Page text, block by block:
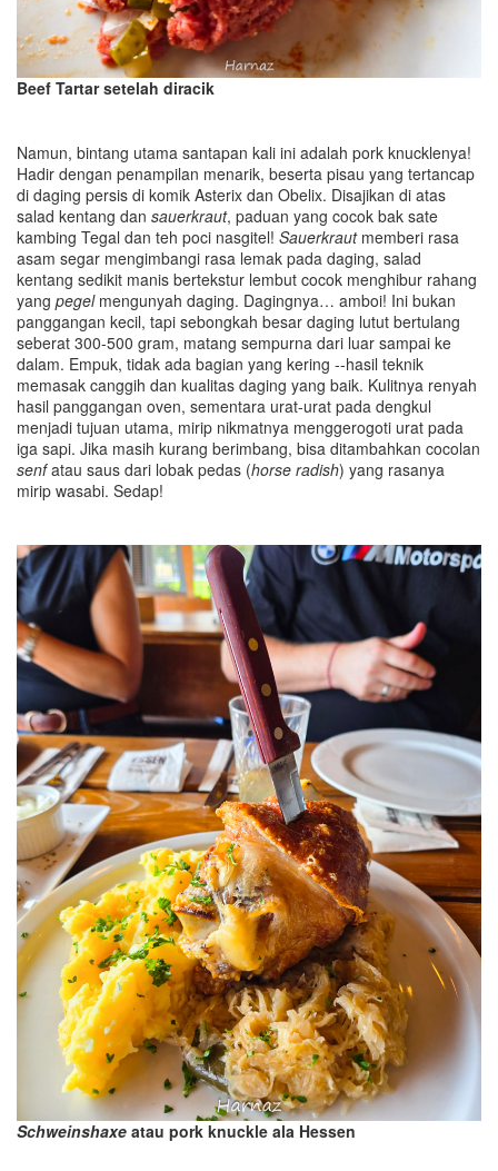
Beef Tartar setelah diracik
Namun, bintang utama santapan kali ini adalah pork knucklenya!
Hadir dengan penampilan menarik, beserta pisau yang tertancap
di daging persis di komik Asterix dan Obelix. Disajikan di atas
salad kentang dan sauerkraut, paduan yang cocok bak sate
kambing Tegal dan teh poci nasgitel! Sauerkraut memberi rasa
asam segar mengimbangi rasa lemak pada daging, salad
kentang sedikit manis bertekstur lembut cocok menghibur rahang
yang pegel mengunyah daging. Dagingnya… amboi! Ini bukan
panggangan kecil, tapi sebongkah besar daging lutut bertulang
seberat 300-500 gram, matang sempurna dari luar sampai ke
dalam. Empuk, tidak ada bagian yang kering --hasil teknik
memasak canggih dan kualitas daging yang baik. Kulitnya renyah
hasil panggangan oven, sementara urat-urat pada dengkul
menjadi tujuan utama, mirip nikmatnya menggerogoti urat pada
iga sapi. Jika masih kurang berimbang, bisa ditambahkan cocolan
senfatau saus dari lobak pedas (horse radish) yang rasanya
mirip wasabi. Sedap!
Schweinshaxe atau pork knuckle ala Hessen